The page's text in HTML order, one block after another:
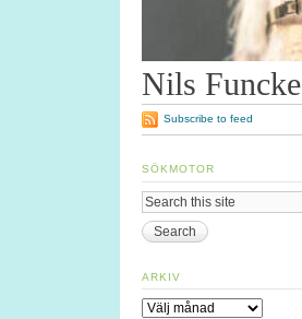
Nils Funcke
Subscribe to feed
SÖKMOTOR
ARKIV
Arkiv